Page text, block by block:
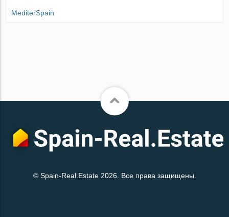
MediterSpain
© Spain-Real.Estate 2026. Все права защищены.